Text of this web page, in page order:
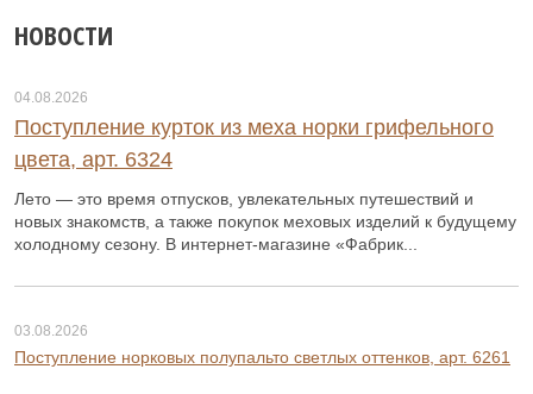
НОВОСТИ
04.08.2026
Поступление курток из меха норки грифельного
цвета, арт. 6324
Лето — это время отпусков, увлекательных путешествий и
новых знакомств, а также покупок меховых изделий к будущему
холодному сезону. В интернет-магазине «Фабрик...
03.08.2026
Поступление норковых полупальто светлых оттенков, арт. 6261